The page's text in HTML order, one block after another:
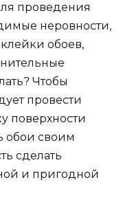
проведения
неровности,
обоев,
Чтобы
провести
поверхности
обои своим
сделать
и пригодной